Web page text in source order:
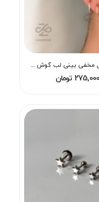
پیرسینگ حلقه ای قفل مخفی بینی لب گوش هلیکس دیث اوربیتال کانچ سپتام